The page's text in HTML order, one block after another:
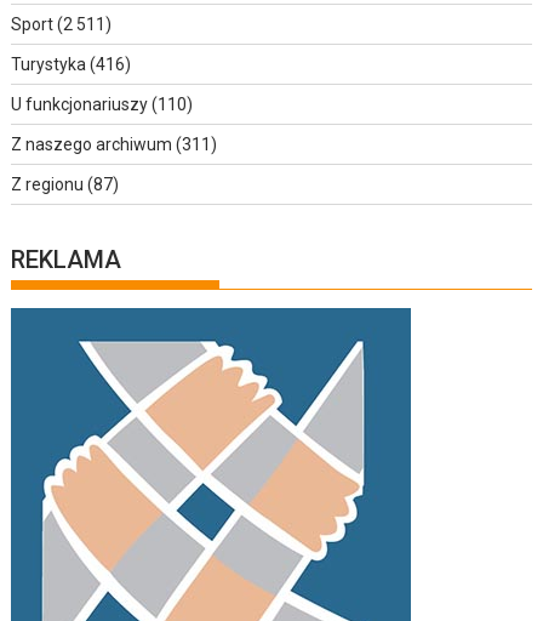
Sport(2 511)
Turystyka (416)
U funkcjonariuszy(110)
Z naszego archiwum (311)
Z regionu (87)
REKLAMA